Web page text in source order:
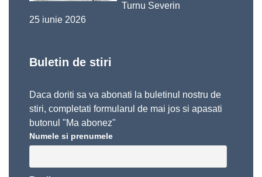
Turnu Severin
25 iunie 2026
Buletin de stiri
Daca doriti sa va abonati la buletinul nostru de
stiri, completati formularul de mai jos si apasati
butonul "Ma abonez"
Numele si prenumele